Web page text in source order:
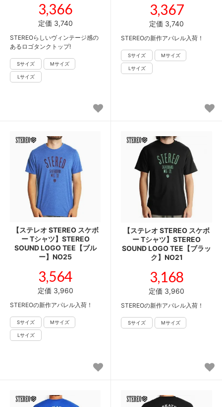
3,366
定価 3,740
STEREOらしいヴィンテージ感の
あるロゴタンクトップ!
3,367
定価 3,740
STEREOの新作アパレル入荷！
【ステレオ STEREO スケボ
ー Tシャツ】STEREO
SOUND LOGO TEE【ブル
ー】NO25
3,564
定価 3,960
STEREOの新作アパレル入荷！
【ステレオ STEREO スケボ
ー Tシャツ】STEREO
SOUND LOGO TEE【ブラッ
ク】NO21
3,168
定価 3,960
STEREOの新作アパレル入荷！